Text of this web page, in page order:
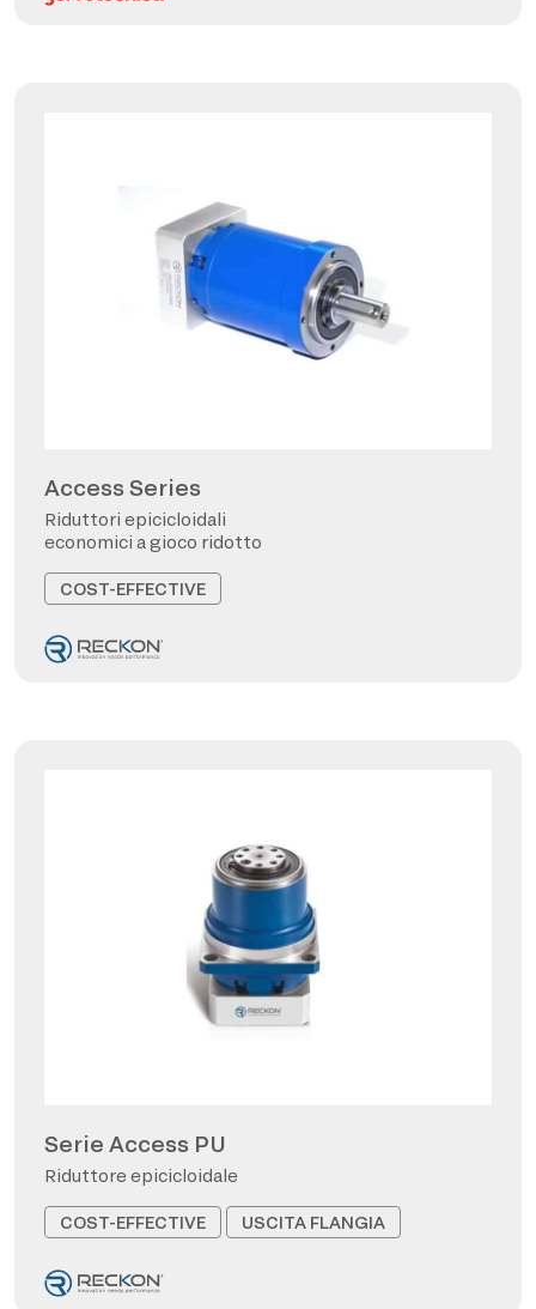
Access Series
Riduttori epicicloidali
economici a gioco ridotto
COST-EFFECTIVE
Serie Access PU
Riduttore epicicloidale
COST-EFFECTIVE USCITA FLANGIA